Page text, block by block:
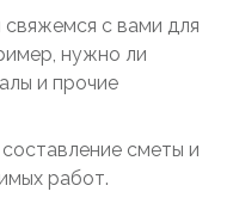
свяжемся с вами для
нужно ли
и прочие
сметы и
работ.